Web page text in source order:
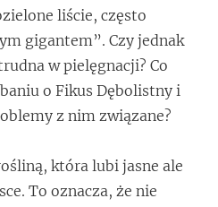
liście, często
gigantem”. Czy jednak
w pielęgnacji? Co
o Fikus Dębolistny i
z nim związane?
która lubi jasne ale
To oznacza, że nie